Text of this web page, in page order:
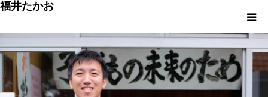
福井たかお
福津への想いと実績
重点政策と市役所活性化策